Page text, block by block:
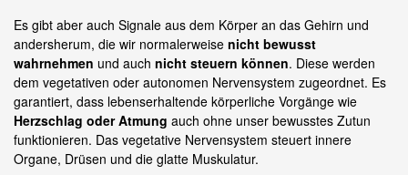
Es gibt aber auch Signale aus dem Körper an das Gehirn und
andersherum, die wir normalerweise nicht bewusst
wahrnehmen und auch nicht steuern können. Diese werden
dem vegetativen oder autonomen Nervensystem zugeordnet. Es
garantiert, dass lebenserhaltende körperliche Vorgänge wie
Herzschlag oder Atmung auch ohne unser bewusstes Zutun
funktionieren. Das vegetative Nervensystem steuert innere
Organe, Drüsen und die glatte Muskulatur.